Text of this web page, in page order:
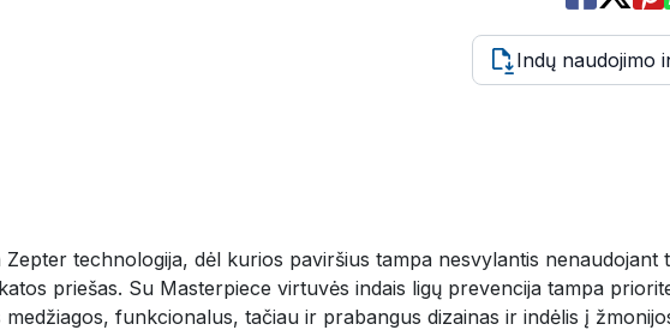
Indų naudojimo
technologija, dėl kurios paviršius tampa nesvylantis
priešas. Su Masterpiece virtuvės indais ligų prevencija tampa
funkcionalus, tačiau ir prabangus dizainas ir indėlis į